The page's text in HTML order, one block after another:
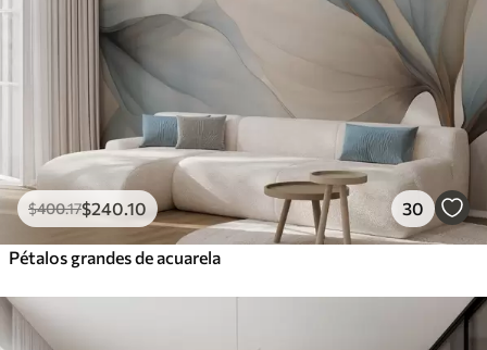
$400.17$240 .10 30
Pétalos grandes de acuarela